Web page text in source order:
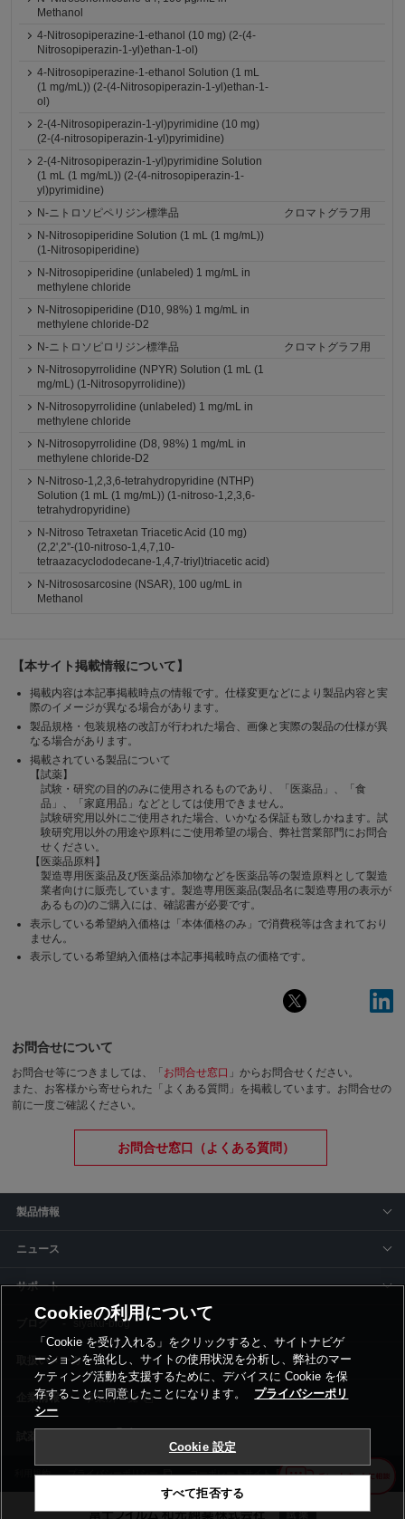
Methanol
4-Nitrosopiperazine-1-ethanol (10 mg) (2-(4-
Nitrosopiperazin-1-yl)ethan-1-ol)
4-Nitrosopiperazine-1-ethanol Solution (1 mL
(1 mg/mL)) (2-(4-Nitrosopiperazin-1-yl)ethan-1-
ol)
2-(4-Nitrosopiperazin-1-yl)pyrimidine (10 mg)
(2-(4-nitrosopiperazin-1-yl)pyrimidine)
2-(4-Nitrosopiperazin-1-yl)pyrimidine Solution
(1 mL (1 mg/mL)) (2-(4-nitrosopiperazin-1-
yl)pyrimidine)
N-ニトロソピペリジン標準品
クロマトグラフ用
N-Nitrosopiperidine Solution (1 mL (1 mg/mL))
(1-Nitrosopiperidine)
N-Nitrosopiperidine (unlabeled) 1 mg/mL in
methylene chloride
N-Nitrosopiperidine (D10, 98%) 1 mg/mL in
methylene chloride-D2
N-ニトロソピロリジン標準品
クロマトグラフ用
N-Nitrosopyrrolidine (NPYR) Solution (1 mL (1
mg/mL) (1-Nitrosopyrrolidine))
N-Nitrosopyrrolidine (unlabeled) 1 mg/mL in
methylene chloride
N-Nitrosopyrrolidine (D8, 98%) 1 mg/mL in
methylene chloride-D2
N-Nitroso-1,2,3,6-tetrahydropyridine (NTHP)
Solution (1 mL (1 mg/mL)) (1-nitroso-1,2,3,6-
tetrahydropyridine)
N-Nitroso Tetraxetan Triacetic Acid (10 mg)
(2,2',2''-(10-nitroso-1,4,7,10-
tetraazacyclododecane-1,4,7-triyl)triacetic acid)
N-Nitrososarcosine (NSAR), 100 ug/mL in
Methanol
【本サイト掲載情報について】
掲載内容は本記事掲載時点の情報です。仕様変更などにより製品内容と実
際のイメージが異なる場合があります。
製品規格・包装規格の改訂が行われた場合、画像と実際の製品の仕様が異
なる場合があります。
掲載されている製品について
【試薬】
試験・研究の目的のみに使用されるものであり、「医薬品」、「食
品」、「家庭用品」などとしては使用できません。
試験研究用以外にご使用された場合、いかなる保証も致しかねます。試
験研究用以外の用途や原料にご使用希望の場合、弊社営業部門にお問合
せください。
【医薬品原料】
製造専用医薬品及び医薬品添加物などを医薬品等の製造原料として製造
業者向けに販売しています。製造専用医薬品(製品名に製造専用の表示が
あるもの)のご購入には、確認書が必要です。
表示している希望納入価格は「本体価格のみ」で消費税等は含まれており
ません。
表示している希望納入価格は本記事掲載時点の価格です。
お問合せについて
お問合せ等につきましては、「 お問合せ窓口 」からお問合せください。
また、お客様から寄せられた「よくある質問」を掲載しています。お問合せの
前に一度ご確認ください。
お問合せ窓口（よくある質問）
製品情報
ニュース
サポート
siyaku-blog
取扱いメーカー
事業所一覧
利用規約 プライバシーポリシー コーポレートサイト Cookie設定
Cookieの利用について
「Cookie を受け入れる」をクリックすると、サイトナビゲ
ーションを強化し、サイトの使用状況を分析し、弊社のマー
ケティング活動を支援するために、デバイスに Cookie を保
存することに同意したことになります。
プライバシーポリ
シー
Cookie 設定
すべて拒否する